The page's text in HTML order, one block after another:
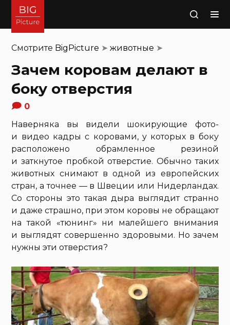
Поиск
Смотрите BigPicture ➤животные ➤
Зачем коровам делают в
боку отверстия
0
Наверняка вы видели шокирующие фото-
и видео кадры с коровами, у которых в боку
расположено обрамленное резиной
и заткнутое пробкой отверстие. Обычно таких
животных снимают в одной из европейских
стран, а точнее — в Швеции или Нидерландах.
Со стороны это такая дыра выглядит странно
и даже страшно, при этом коровы не обращают
на такой «тюнинг» ни малейшего внимания
и выглядят совершенно здоровыми. Но зачем
нужны эти отверстия?